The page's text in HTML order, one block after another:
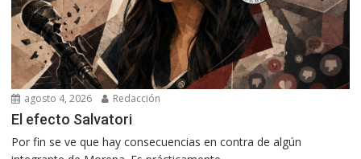
agosto 4, 2026 Redacción
El efecto Salvatori
Por fin se ve que hay consecuencias en contra de algún